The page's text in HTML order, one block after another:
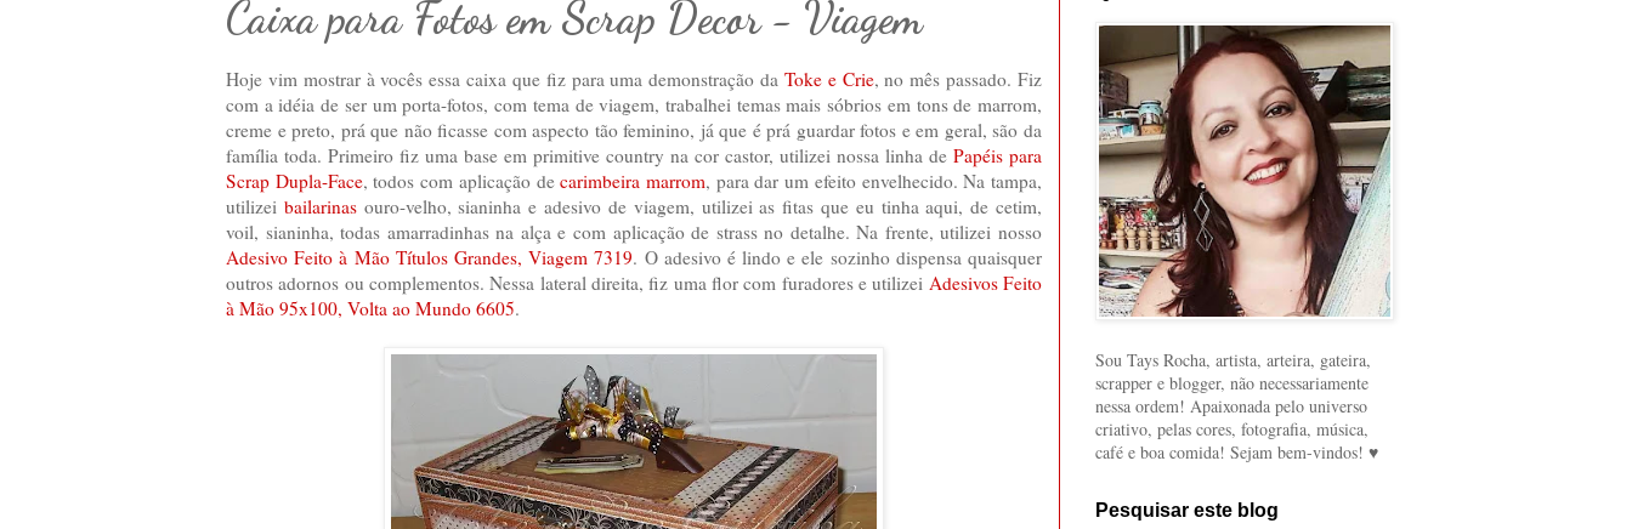
Caixa para Fotos em Scrap Decor - Viagem
Hoje vim mostrar à vocês essa caixa que fiz para uma demonstração da Toke e Crie, no mês passado. Fiz
com a idéia de ser um porta-fotos, com tema de viagem, trabalhei temas mais sóbrios em tons de marrom,
creme e preto, prá que não ficasse com aspecto tão feminino, já que é prá guardar fotos e em geral, são da
família toda. Primeiro fiz uma base em primitive country na cor castor, utilizei nossa linha de Papéis para
Scrap Dupla-Face, todos com aplicação decarimbeira marrom, para dar um efeito envelhecido. Na tampa,
utilizei bailarinasouro-velho, sianinha e adesivo de viagem, utilizei as fitas que eu tinha aqui, de cetim,
voil, sianinha, todas amarradinhas na alça e com aplicação de strass no detalhe. Na frente, utilizei nosso
Adesivo Feito à Mão Títulos Grandes, Viagem 7319. O adesivo é lindo e ele sozinho dispensa quaisquer
outros adornos ou complementos. Nessa lateral direita, fiz uma flor com furadores e utilizei Adesivos Feito
à Mão 95x100, Volta ao Mundo 6605.
Sou Tays Rocha, artista, arteira, gateira,
scrapper e blogger, não necessariamente
nessa ordem! Apaixonada pelo universo
criativo, pelas cores, fotografia, música,
café e boa comida! Sejam bem-vindos! ♥
Pesquisar este blog